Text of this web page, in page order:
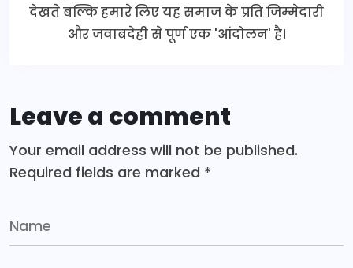
देखते बल्कि हमारे लिए यह समाज के प्रति जिम्मेदारी
और जवाबदेही से पूर्ण एक 'आंदोलन' है।
Leave a comment
Your email address will not be published.
Required fields are marked *